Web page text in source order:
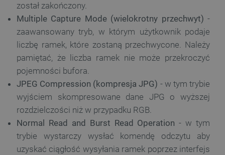
został zakończony.
Multiple Capture Mode (wielokrotny przechwyt) -
zaawansowany tryb, w którym użytkownik podaje
liczbę ramek, które zostaną przechwycone. Należy
pamiętać, że liczba ramek nie może przekroczyć
pojemności bufora.
JPEG Compression (kompresja JPG) - w tym trybie
wyjściem skompresowane dane JPG o wyższej
rozdzielczości niż w przypadku RGB.
Normal Read and Burst Read Operation - w tym
trybie wystarczy wysłać komendę odczytu aby
uzyskać ciągłość wysyłania ramek poprzez interfejs